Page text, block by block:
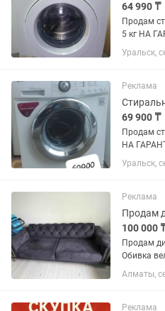
64 990 ₸
Продам
5 кг НА
ТЭН,
стирает,
Уральск,
Реклама
69 900 ₸
Продам
НА ГАРАНТИИ Все
Чистая
мотора,
Уральск,
Реклама
Продам
100 000
Продам
Обивка
золотыми
сломана,
Алматы,
Реклама